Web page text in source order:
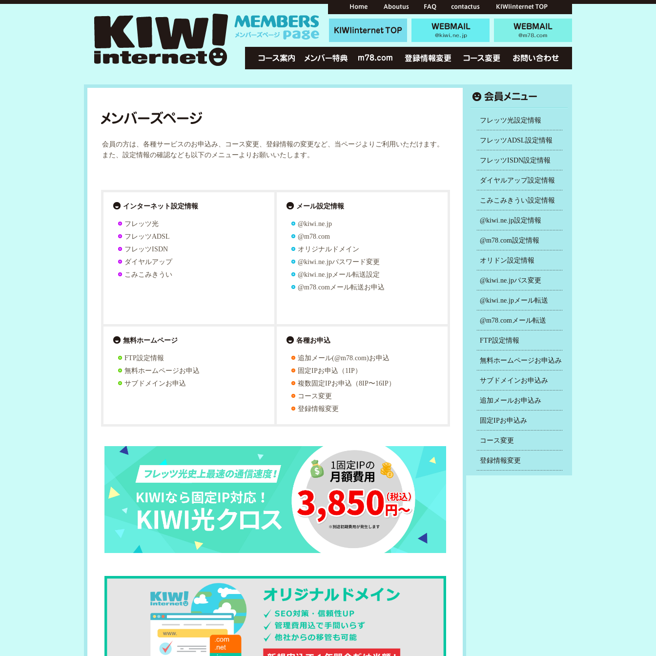
会員の方は、各種サービスのお申込み、コース変更、登録情報の変更など、当ページよりご利用いただけます。
また、設定情報の確認なども以下のメニューよりお願いいたします。
インターネット設定情報
フレッツ光
フレッツADSL
フレッツISDN
ダイヤルアップ
こみこみきうい
メール設定情報
@kiwi.ne.jp
@m78.com
オリジナルドメイン
@kiwi.ne.jpパスワード変更
@kiwi.ne.jpメール転送設定
@m78.comメール転送お申込
無料ホームページ
FTP設定情報
無料ホームページお申込
サブドメインお申込
各種お申込
追加メール(@m78.com)お申込
固定IPお申込（1IP）
複数固定IPお申込 （8IP〜16IP）
コース変更
登録情報変更
フレッツ光設定情報
フレッツADSL設定情報
フレッツISDN設定情報
ダイヤルアップ設定情報
こみこみきうい設定情報
@kiwi.ne.jp設定情報
@m78.com設定情報
オリドン設定情報
@kiwi.ne.jpパス変更
@kiwi.ne.jpメール転送
@m78.comメール転送
FTP設定情報
無料ホームページお申込み
サブドメインお申込み
追加メールお申込み
固定IPお申込み
コース変更
登録情報変更